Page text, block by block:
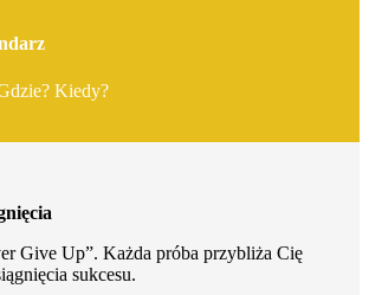
Kiedy?
Give Up”. Każda próba przybliża Cię
sukcesu.